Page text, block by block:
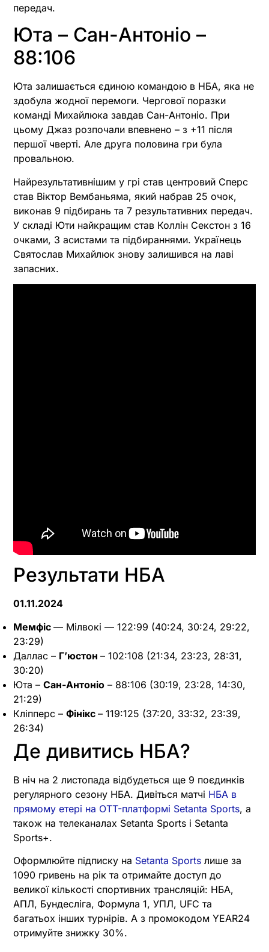
передач.
Юта – Сан-Антоніо –
88:106
Юта залишається єдиною командою в НБА, яка не
здобула жодної перемоги. Чергової поразки
команді Михайлюка завдав Сан-Антоніо. При
цьому Джаз розпочали впевнено – з +11 після
першої чверті. Але друга половина гри була
провальною.
Найрезультативнішим у грі став центровий Сперс
став Віктор Вембаньяма, який набрав 25 очок,
виконав 9 підбирань та 7 результативних передач.
У складі Юти найкращим став Коллін Секстон з 16
очками, 3 асистами та підбираннями. Українець
Святослав Михайлюк знову залишився на лаві
запасних.
Результати НБА
01.11.2024
Мемфіс — Мілвокі — 122:99 (40:24, 30:24, 29:22,
23:29)
Даллас – Г’юстон – 102:108 (21:34, 23:23, 28:31,
30:20)
Юта – Сан-Антоніо – 88:106 (30:19, 23:28, 14:30,
21:29)
Кліпперс – Фінікс – 119:125 (37:20, 33:32, 23:39,
26:34)
Де дивитись НБА?
В ніч на 2 листопада відбудеться ще 9 поєдинків
регулярного сезону НБА. Дивіться матчі НБА в
прямому етері на OTT-платформі Setanta Sports, а
також на телеканалах Setanta Sports і Setanta
Sports+.
Оформлюйте підписку на Setanta Sports лише за
1090 гривень на рік та отримайте доступ до
великої кількості спортивних трансляцій: НБА,
АПЛ, Бундесліга, Формула 1, УПЛ, UFC та
багатьох інших турнірів. А з промокодом YEAR24
отримуйте знижку 30%.